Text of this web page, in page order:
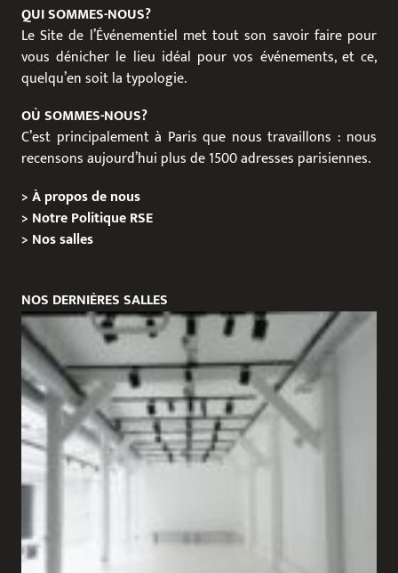
QUI SOMMES-NOUS?
Le Site de l’Événementiel met tout son savoir faire pour
vous dénicher le lieu idéal pour vos événements, et ce,
quelqu’en soit la typologie.
OÙ SOMMES-NOUS?
C’est principalement à Paris que nous travaillons : nous
recensons aujourd’hui plus de 1500 adresses parisiennes.
>À propos de nous
> Notre Politique RSE
> Nos salles
NOS DERNIÈRES SALLES